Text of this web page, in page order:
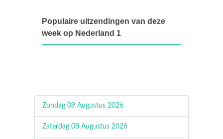
Populaire uitzendingen van deze
week op Nederland 1
Zondag 09 Augustus 2026
Zaterdag 08 Augustus 2026